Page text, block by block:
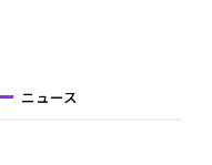
ニュース